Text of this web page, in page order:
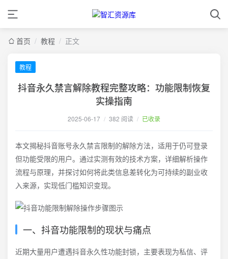
首页 / 教程 / 正文
教程
抖音永久禁言解除教程完整攻略：功能限制恢复
实操指南
2025-06-17 / 382 阅读 / 已收录
本文揭秘抖音账号永久禁言限制的解除方法，适用于仍可登录
但功能受限的用户。通过实测有效的技术方案，详细解析操作
流程与原理，并探讨如何将此类信息差转化为可持续的副业收
入来源，实现低门槛知识变现。
一、抖音功能限制的现状与痛点
近期大量用户遭遇抖音永久性功能封锁，主要表现为私信、评